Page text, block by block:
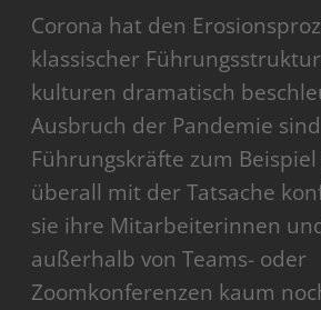
Corona hat den
klassischer
kulturen dramatisch
Ausbruch der Pandemie sind
Führungskräfte zum
überall mit der Tatsache
sie ihre Mitarbeiterinnen
außerhalb von Teams- oder
Zoomkonferenzen kaum